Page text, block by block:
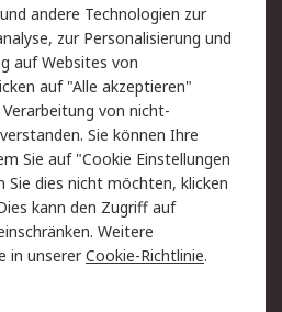
Kontakt
Datenschutz
Zahlungsbedingungen
Webseite Konditionen
andere Technologien zur
zur Personalisierung und
auf Websites von
auf "Alle akzeptieren"
von nicht-
Sie können Ihre
Sie auf "Cookie Einstellungen
Sie dies nicht möchten, klicken
kann den Zugriff auf
Weitere
in unsererCookie-Richtlinie.